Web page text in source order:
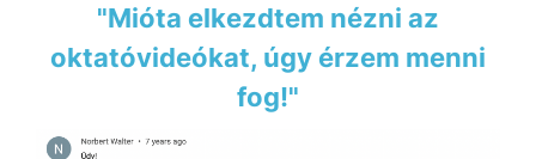
"Mióta elkezdtem nézni az
oktatóvideókat, úgy érzem menni
fog!"